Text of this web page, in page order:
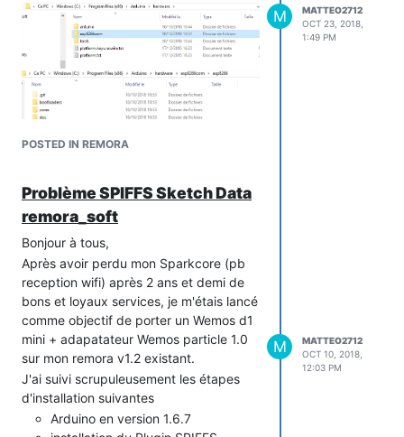
Je souhaite installer la v1.2 avec
uniquement l'afficheur. je n'ai pas l'utilité
de la téléinfo et du délestage
Ci joint mon fichier remora.h (j'ai retiré
les mentions du Wifi)
//
// Programmateur Fil Pilote et Suivi
Conso
//
// Copyright (C) 2014 Thibault Ducret
POSTED IN REMORA
M
MATTEO2712
OCT 23, 2018,
1:49 PM
Problème SPIFFS Sketch Data
remora_soft
Bonjour à tous,
Après avoir perdu mon Sparkcore (pb
reception wifi) après 2 ans et demi de
bons et loyaux services, je m'étais lancé
comme objectif de porter un Wemos d1
mini + adapatateur Wemos particle 1.0
sur mon remora v1.2 existant.
J'ai suivi scrupuleusement les étapes
d'installation suivantes
Arduino en version 1.6.7
M
MATTEO2712
OCT 10, 2018,
12:03 PM